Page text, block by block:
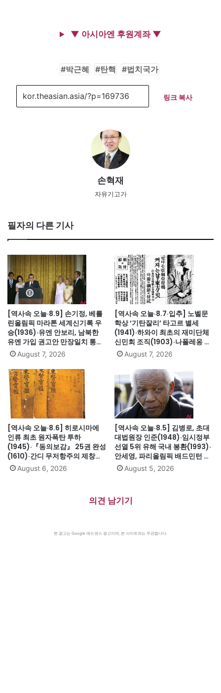
▼ 아시아엔 후원계좌 ▼
박근혜 탄핵 법치국가
링크 복사
손혁재
자유기고가
필자의 다른 기사
[역사속 오늘·8.9] 손기정, 베를
린올림픽 마라톤 세계신기록 우
승(1936)·유엔 안보리, 남북한
유엔 가입 권고안 만장일치 통과
(1991)·싱가포르, 말레이시아에
서 분리 독립(1965)·닉슨, 워터
게이트로 사상 첫 대통령 사임
(1974)
August 7, 2026
[역사속 오늘·8.7·입추] 노벨문
학상 ‘기탄잘리’ 타고르 별세
(1941)·하와이 최초의 재미단체
신민회 조직(1903)·나폴레옹 세
인트헬레나섬 유배(1815)·英 해
군, 스페인 무적함대 격파
(1588)·美 화성탐사로봇 큐리오
시티 화성 착륙(2012)·日, 화이
트리스트에서 한국 제외(2019)
August 7, 2026
[역사속 오늘·8.6] 히로시마에
인류 최초 원자폭탄 투하
(1945)·『동의보감』 25권 완성
(1610)·간디 무저항주의 제창
(1931)·대전엑스포 개막(1993)·
자메이카, 영국에서 독립(1962)
August 6, 2026
[역사속 오늘·8.5] 김병로, 초대
대법원장 인준(1948)·임시정부
선열 5위 유해 국내 봉환(1993)·
안세영, 파리올림픽 배드민턴 여
자단식 금메달(2024)·하시나 방
글라데시 총리 인도 망명
라 체포, 27년 옥고의 시작
August 5, 2026
의견 남기기
본 광고는 Google 애드센스 광고이며, 본 사이트와는 무관합니다.